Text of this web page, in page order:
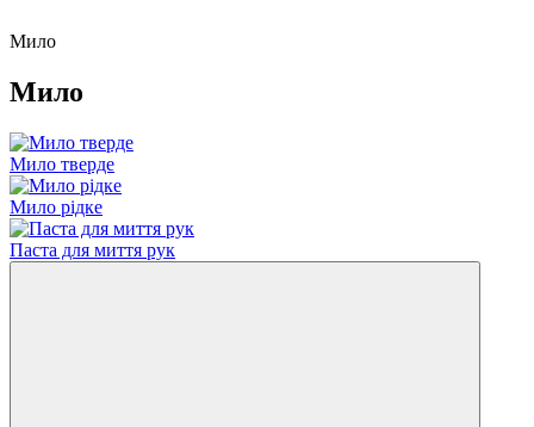
Мило
Мило
Мило тверде
Мило рідке
Паста для миття рук